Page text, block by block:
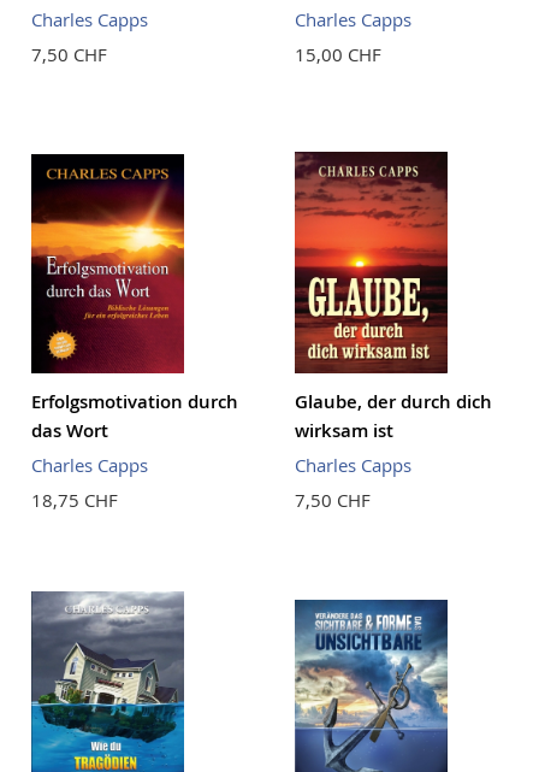
Charles Capps
7,50 CHF
Charles Capps
15,00 CHF
Erfolgsmotivation durch
das Wort
Charles Capps
18,75 CHF
Glaube, der durch dich
wirksam ist
Charles Capps
7,50 CHF